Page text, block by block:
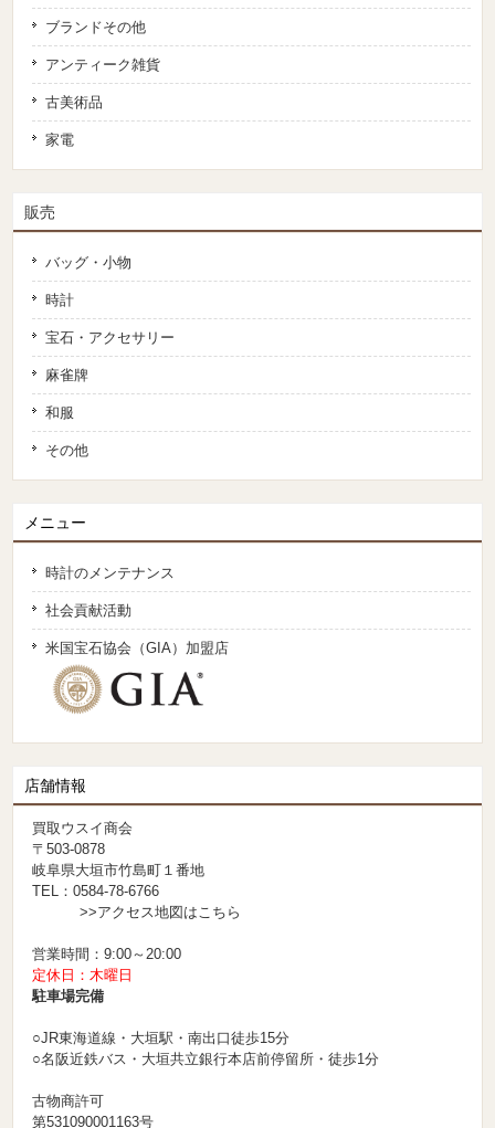
ブランドその他
アンティーク雑貨
古美術品
家電
販売
バッグ・小物
時計
宝石・アクセサリー
麻雀牌
和服
その他
メニュー
時計のメンテナンス
社会貢献活動
米国宝石協会（GIA）加盟店
店舗情報
買取ウスイ商会
〒503-0878
岐阜県大垣市竹島町１番地
TEL：0584-78-6766
>>アクセス地図はこちら
営業時間：9:00～20:00
定休日：木曜日
駐車場完備
○JR東海道線・大垣駅・南出口徒歩15分
○名阪近鉄バス・大垣共立銀行本店前停留所・徒歩1分
古物商許可
第531090001163号